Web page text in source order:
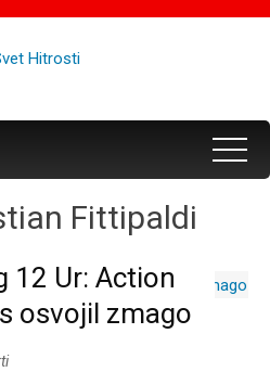
Fittipaldi
12 Ur: Action
osvojil zmago